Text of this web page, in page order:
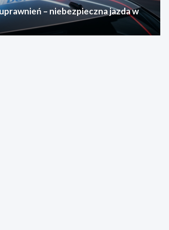
– niebezpieczna jazda w